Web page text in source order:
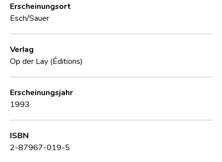
Erscheinungsort
Esch/Sauer
Verlag
Op der Lay (Éditions)
Erscheinungsjahr
1993
ISBN
2-87967-019-5